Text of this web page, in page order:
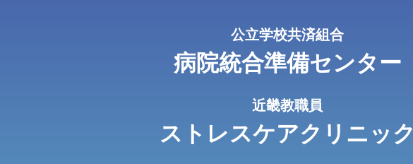
公⽴学校共済組合
病院統合準備センター
近畿教職員
ストレスケアクリニック